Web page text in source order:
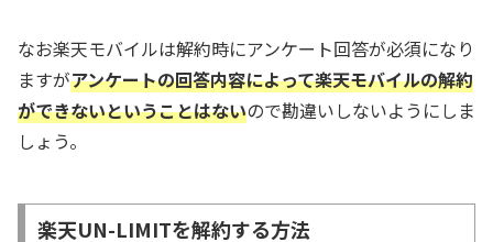
なお楽天モバイルは解約時にアンケート回答が必須になり
ますがアンケートの回答内容によって楽天モバイルの解約
ができないということはないので勘違いしないようにしま
しょう。
楽天UN-LIMITを解約する方法